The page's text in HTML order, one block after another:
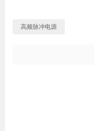
高频脉冲电源